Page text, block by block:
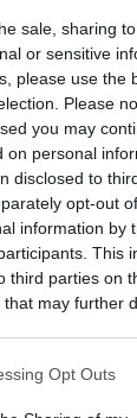
sale, sharing
or sensitive
please use the
Please
you may
on personal
disclosed to
opt-out
information by
This
third parties on
that may further
Opt Outs
με τα
φάκελο.
θα
της
μέσω
όπου θα
πληρώσουν
ένσταση.
ερώτημα